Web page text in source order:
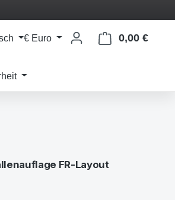
€ Euro 0,00 €
FR-Layout